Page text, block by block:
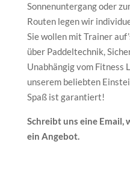
Sonnenuntergang oder
Routen legen wir
Sie wollen mit Trainer
über Paddeltechnik,
Unabhängig vom Fitness
unserem beliebten
Spaß ist garantiert!
Schreibt uns eine
ein Angebot.